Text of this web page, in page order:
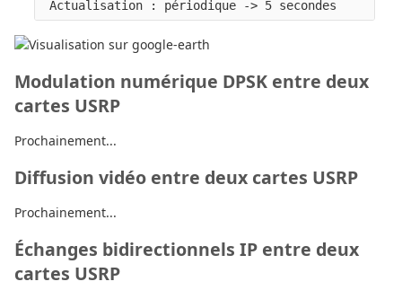
Modulation numérique DPSK entre deux
cartes USRP
Prochainement...
Diffusion vidéo entre deux cartes USRP
Prochainement...
Échanges bidirectionnels IP entre deux
cartes USRP